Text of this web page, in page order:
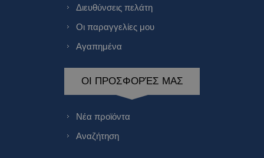
Διευθύνσεις πελάτη
Οι παραγγελίες μου
Αγαπημένα
ΟΙ ΠΡΟΣΦΟΡΈΣ ΜΑΣ
Νέα προϊόντα
Αναζήτηση